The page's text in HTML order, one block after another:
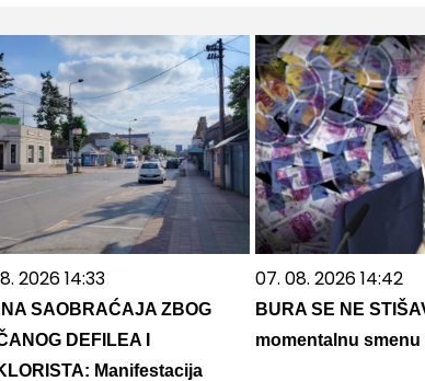
2026 14:33
SAOBRAĆAJA ZBOG
DEFILEA I
Manifestacija
07. 08. 2026 14:42
BURA SE NE
momentalnu